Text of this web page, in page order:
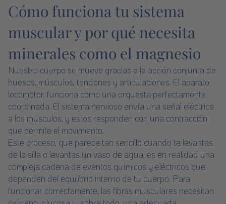
Cómo funciona tu sistema
muscular y por qué necesita
minerales como el magnesio
Nuestro cuerpo se mueve gracias a la acción conjunta de
huesos, músculos, tendones y articulaciones. El aparato
locomotor, funciona como una orquesta perfectamente
coordinada. El sistema nervioso envía una señal eléctrica
a los músculos, y estos responden con una contracción
que permite el movimiento.
Este proceso, que parece tan sencillo cuando te levantas
de la silla o levantas un vaso de agua, es en realidad una
compleja cadena de eventos químicos y eléctricos que
dependen del equilibrio interno de tu cuerpo. Para
funcionar correctamente, las fibras musculares necesitan